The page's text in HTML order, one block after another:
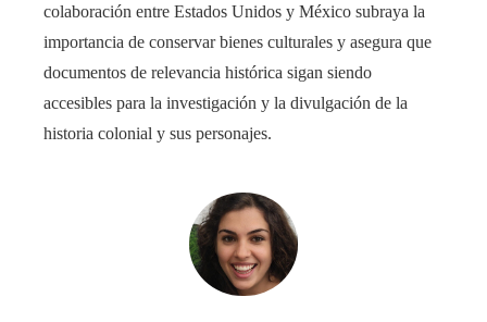
colaboración entre Estados Unidos y México subraya la
importancia de conservar bienes culturales y asegura que
documentos de relevancia histórica sigan siendo
accesibles para la investigación y la divulgación de la
historia colonial y sus personajes.